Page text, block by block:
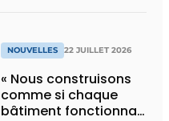
NOUVELLES 22 JUILLET 2026
« Nous construisons
comme si chaque
bâtiment fonctionnait